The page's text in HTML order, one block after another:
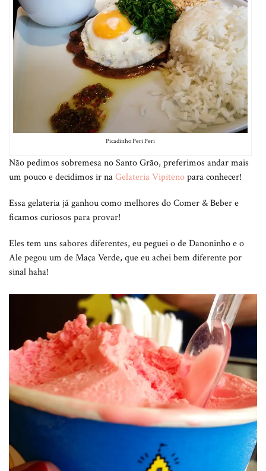
Picadinho Peri Peri
Não pedimos sobremesa no Santo Grão, preferimos andar mais
um pouco e decidimos ir naGelateria Vipitenopara conhecer!
Essa gelateria já ganhou como melhores do Comer & Beber e
ficamos curiosos para provar!
Eles tem uns sabores diferentes, eu peguei o de Danoninho e o
Ale pegou um de Maça Verde, que eu achei bem diferente por
sinal haha!